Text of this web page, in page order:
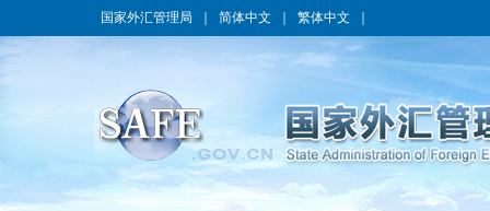
国家外汇管理局 简体中文 繁体中文